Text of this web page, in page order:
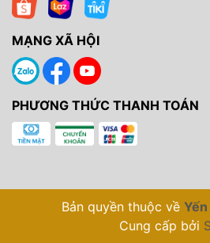
MẠNG XÃ HỘI
PHƯƠNG THỨC THANH TOÁN
Bản quyền thuộc về
Cung cấp bởi